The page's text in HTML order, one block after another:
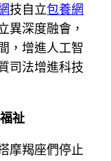
技自立包養網
異深度融會，
，增進人工智
司法增進科技
祉
摩羯座們停止